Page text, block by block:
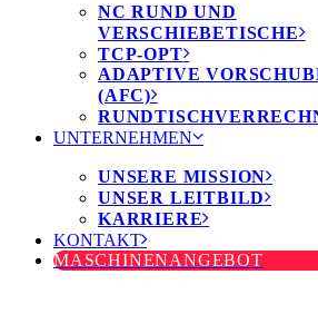
NC RUND UND
VERSCHIEBETISCHE
TCP-OPT
ADAPTIVE
(AFC)
UNTERNEHMEN
UNSERE MISSION
UNSER LEITBILD
KARRIERE
KONTAKT
MASCHINENANGEBOT